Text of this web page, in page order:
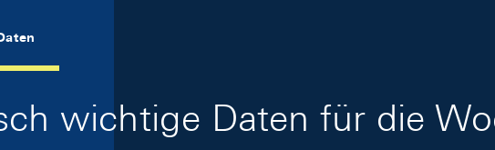
wichtige Daten für die